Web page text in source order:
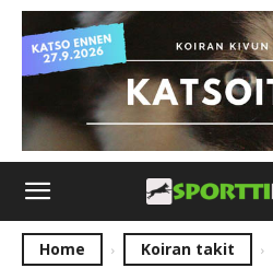
Home Koiran takit